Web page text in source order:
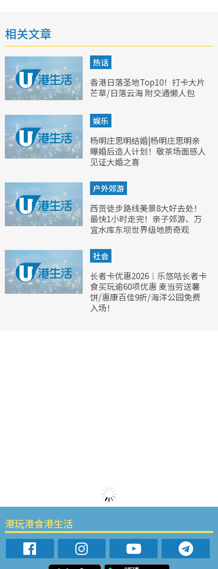
相关文章
热话
香港日落圣地Top10！打卡大片
芒草/日落云海 附交通懒人包
娱乐
杨明庄思明结婚|杨明庄思明亲
曝婚后造人计划！敬茶场面感人
见证大婚之喜
户外郊游
西贡徒步路线美景8大好去处！
最快1小时走完！亲子郊游、万
宜水库东坝世界级地质奇观
社会
长者卡优惠2026︱乐悠咭长者卡
食买玩逾60项优惠 麦当劳送薯
饼/惠康百佳9折/海洋公园免费
入场！
港玩港食港生活